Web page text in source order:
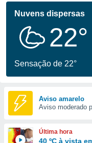
para
fornecidas
e
forma
digital
Nuvens dispersas
22°
Sensação de 22°
Aviso amarelo
Aviso moderado
Última hora
40 ºC à vista